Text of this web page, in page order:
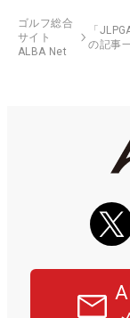
ゴルフ総合
サイト
ALBA Net
「
の記事